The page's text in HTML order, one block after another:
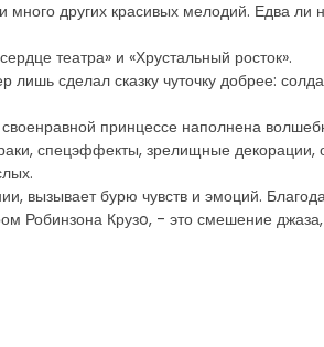
других красивых мелодий. Едва ли
театра» и «Хрустальный росток».
сделал сказку чуточку добрее:
принцессе наполнена
спецэффекты, зрелищные декорации,
вызывает бурю чувств и эмоций.
Робинзона Крузo, - это смешение